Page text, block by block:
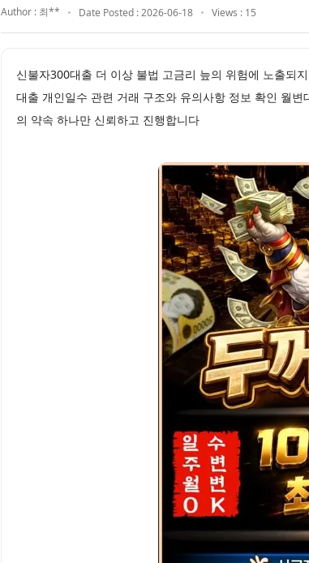
Author : 최** Date Posted : 2026-06-18 Views : 15
신불자300대출 더 이상 불법 고금리 늪의 위험에 노출되
대출 개인일수 관련 거래 구조와 유의사항 정보 확인 월
의 약속 하나만 신뢰하고 진행합니다